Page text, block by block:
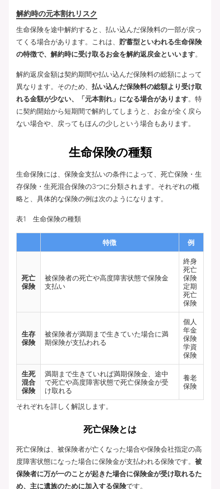
解約時の元本割れリスク
生命保険を途中解約すると、払い込んだ保険料の一部が戻っ
てくる場合があります。これは、 貯蓄型といわれる生命保険
の特徴で、解約時に受け取るお金を解約返戻金といいます。
解約返戻金額は契約期間や払い込んだ保険料の総額によって
異なります。そのため、 払い込んだ保険料の総額より受け取
れる金額が少ない、「元本割れ」になる場合があります。特
に契約開始から短期間で解約してしまうと、お金が全く戻ら
ない場合や、戻ってもほんの少しという場合もあります。
生命保険の種類
生命保険には、保険金支払いの条件によって、死亡保険・生
存保険・生死混合保険の3つに分類されます。それぞれの概
略と、具体的な保険の例は次のようになります。
表1 生命保険の種類
特徴 例
死亡
保険
被保険者の死亡や高度障害状態で保険金
支払い
終身
死亡
保険
定期
死亡
保険
生存
保険
被保険者が満期まで生きていた場合に満
期保険が支払われる
個人
年金
保険
学資
保険
生死
混合
保険
満期まで生きていれば満期保険金、途中
で死亡や高度障害状態で死亡保険金が受
け取れる
養老
保険
それぞれを詳しく解説します。
死亡保険とは
死亡保険は、被保険者が亡くなった場合や保険会社指定の高
度障害状態になった場合に保険金が支払われる保険です。 被
保険者に万が一のことが起きた場合に保険金が受け取れるた
め、主に遺族のために加入する保険です。